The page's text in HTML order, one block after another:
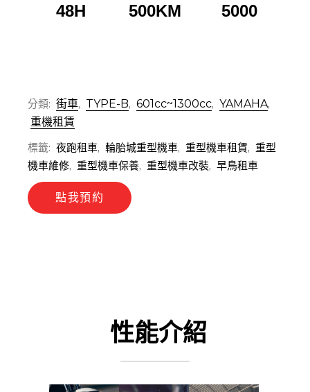
48H
500KM 5000
分類: 街車, TYPE-B, 601cc~1300cc, YAMAHA,
重機租賃
標籤: 夜跑租車, 輪胎城重型機車, 重型機車租賃, 重型
機車維修, 重型機車保養, 重型機車改裝, 早鳥租車
點我預約
性能介紹